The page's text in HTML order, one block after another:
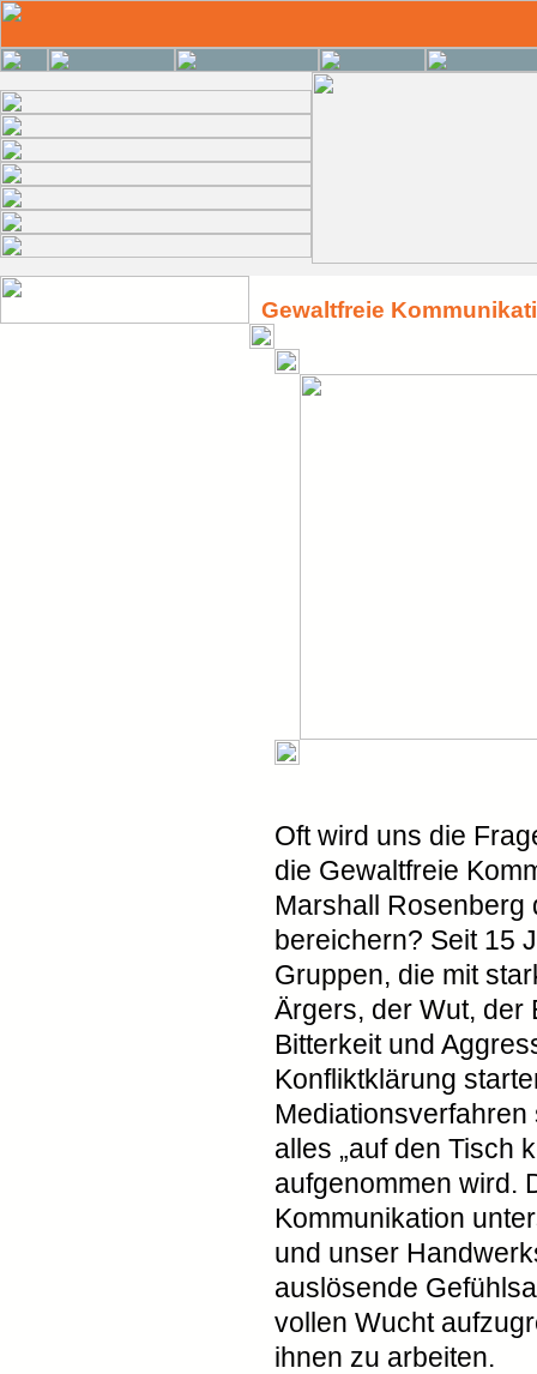
Gewaltfreie
Oft wird uns die
die Gewaltfreie
Marshall Rosenberg
bereichern? Seit 15
Gruppen, die mit
Ärgers, der Wut, der
Bitterkeit und
Konfliktklärung
alles „auf den Tisch
aufgenommen wird.
Kommunikation
und unser
auslösende
vollen Wucht
ihnen zu arbeiten.